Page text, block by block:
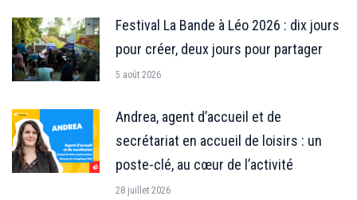
Festival La Bande à Léo 2026 : dix jours
pour créer, deux jours pour partager
5 août 2026
Andrea, agent d’accueil et de
secrétariat en accueil de loisirs : un
poste-clé, au cœur de l’activité
28 juillet 2026